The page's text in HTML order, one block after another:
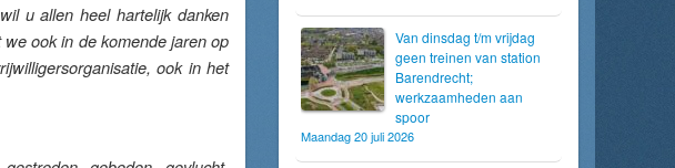
u allen heel hartelijk danken
ook in de komende jaren op
ook in het
Van dinsdag t/m vrijdag
geen treinen van station
Barendrecht;
werkzaamheden aan
spoor
Maandag 20 juli 2026